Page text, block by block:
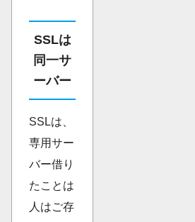
SSLは
同一サ
ーバー
SSLは、
専用サー
バー借り
たことは
人はご存